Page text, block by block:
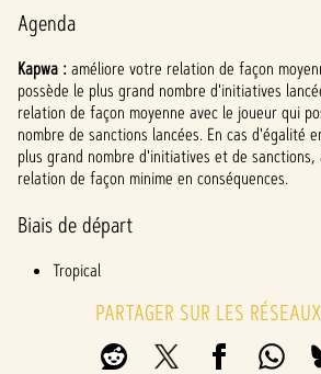
En
nt
sur
Jouer
,
vous
accep
politi
que
de
Agenda
Kapwa :améliore votre relation de façon
possède le plus grand nombre d'initiatives
relation de façon moyenne avec le joueur qui
nombre de sanctions lancées. En cas d'égalité
plus grand nombre d'initiatives et de
relation de façon minime en conséquences.
Biais de départ
Tropical
PARTAGER SUR LES